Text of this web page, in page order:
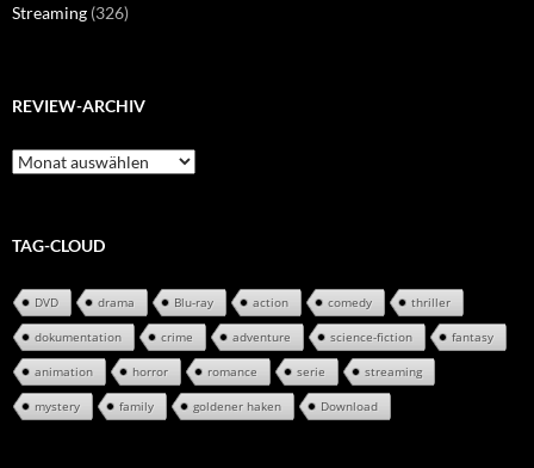
Streaming (326)
REVIEW-ARCHIV
Review-
Archiv
TAG-CLOUD
DVD drama Blu-ray action comedy thriller
dokumentation crime adventure science-fiction fantasy
animation horror romance serie streaming
mystery family goldener haken Download